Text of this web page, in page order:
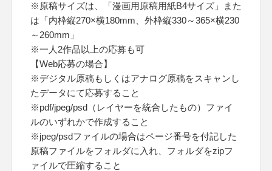
※原稿サイズは、「漫画用原稿用紙B4サイズ」また
は「内枠縦270×横180mm、外枠縦330～365×横230
～260mm」
※一人2作品以上の応募も可
【Web応募の場合】
※デジタル原稿もしくはアナログ原稿をスキャンし
たデータにて応募すること
※pdf/jpeg/psd（レイヤーを統合したもの）ファイ
ルのいずれかで作成すること
※jpeg/psdファイルの場合はページ番号を付記した
原稿ファイルをフォルダに入れ、フォルダをzipフ
ァイルで圧縮すること